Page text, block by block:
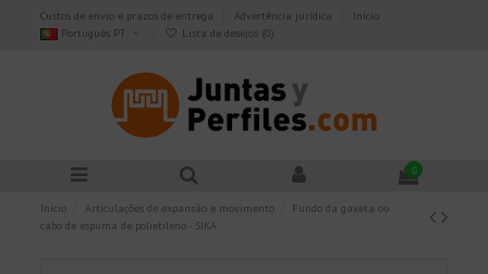
Custos de envio e prazos de entrega Advertência jurídica
Início
Português PT
Lista de desejos (0)
0
Início Articulações de expansão e movimento
Fundo da gaxeta ou
cabo de espuma de polietileno - SIKA